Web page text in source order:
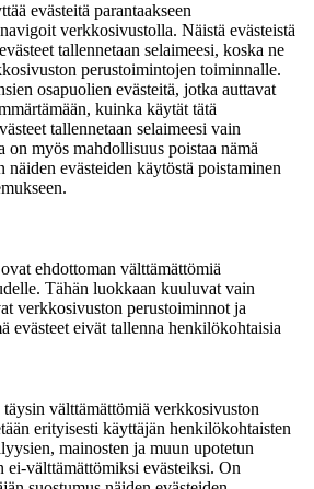
evästeitä parantaakseen
verkkosivustolla. Näistä evästeistä
tallennetaan selaimeesi, koska ne
perustoimintojen toiminnalle.
osapuolien evästeitä, jotka auttavat
kuinka käytät tätä
tallennetaan selaimeesi vain
on myös mahdollisuus poistaa nämä
evästeiden käytöstä poistaminen
ehdottoman välttämättömiä
Tähän luokkaan kuuluvat vain
verkkosivuston perustoiminnot ja
evästeet eivät tallenna henkilökohtaisia
välttämättömiä verkkosivuston
erityisesti käyttäjän henkilökohtaisten
mainosten ja muun upotetun
ei-välttämättömiksi evästeiksi. On